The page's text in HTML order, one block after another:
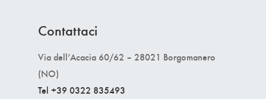
Contattaci
Via dell’Acacia 60/62 – 28021 Borgomanero
(NO)
Tel +39 0322 835493